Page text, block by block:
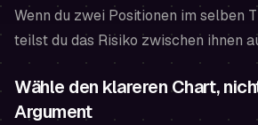
Wenn du zwei Positionen im selben
teilst du das Risiko zwischen ihnen
Wähle den klareren Chart,
Argument